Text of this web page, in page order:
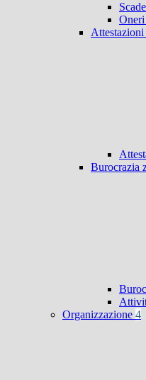
Burocrazia
Organizzazione 4